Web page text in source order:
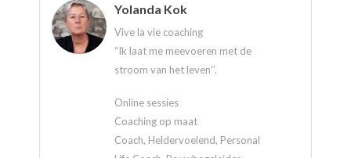
Yolanda Kok
Vive la vie coaching
“Ik laat me meevoeren met de
stroom van het leven’’.
Online sessies
Coaching op maat
Coach, Heldervoelend, Personal